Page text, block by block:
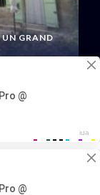
GRAND